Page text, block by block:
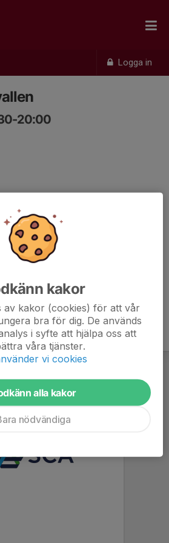
Logga in
20:00
kakor
av kakor (cookies) för att vår
bra för dig. De används
i syfte att hjälpa oss att
våra tjänster.
vi cookies
alla kakor
nödvändiga